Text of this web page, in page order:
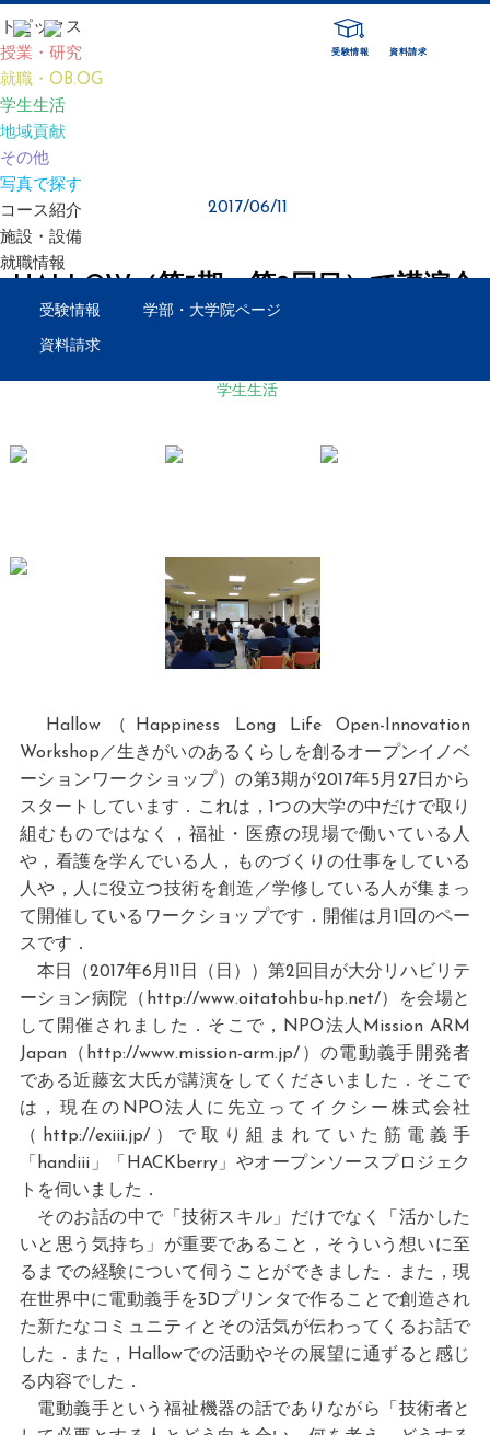
受験情報 資料請求
トピックス
授業・研究
就職・OB.OG
学生生活
地域貢献
その他
写真で探す
コース紹介
施設・設備
就職情報
受験情報 学部・大学院ページ
資料請求
2017/06/11
HALLOW（第3期・第2回目）で講演会
がありました
学生生活
Hallow（Happiness Long Life Open-Innovation
Workshop／生きがいのあるくらしを創るオープンイノベ
ーションワークショップ）の第3期が2017年5月27日から
スタートしています．これは，1つの大学の中だけで取り
組むものではなく，福祉・医療の現場で働いている人
や，看護を学んでいる人，ものづくりの仕事をしている
人や，人に役立つ技術を創造／学修している人が集まっ
て開催しているワークショップです．開催は月1回のペー
スです．
本日（2017年6月11日（日））第2回目が大分リハビリテ
ーション病院（http://www.oitatohbu-hp.net/）を会場と
して開催されました．そこで，NPO法人Mission ARM
Japan（http://www.mission-arm.jp/）の電動義手開発者
である近藤玄大氏が講演をしてくださいました．そこで
は，現在のNPO法人に先立ってイクシー株式会社
（http://exiii.jp/）で取り組まれていた筋電義手
「handiii」「HACKberry」やオープンソースプロジェク
トを伺いました．
そのお話の中で「技術スキル」だけでなく「活かした
いと思う気持ち」が重要であること，そういう想いに至
るまでの経験について伺うことができました．また，現
在世界中に電動義手を3Dプリンタで作ることで創造され
た新たなコミュニティとその活気が伝わってくるお話で
した．また，Hallowでの活動やその展望に通ずると感じ
る内容でした．
電動義手という福祉機器の話でありながら「技術者と